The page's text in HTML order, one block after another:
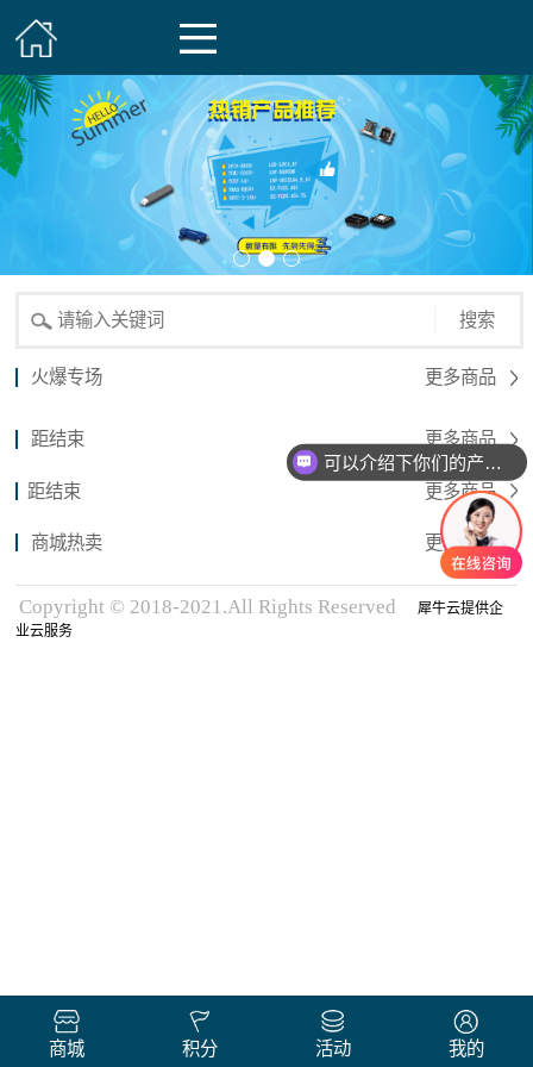
搜索
火爆专场 更多商品
距结束 更多商品
距结束 更多商品
商城热卖 更多商品
Copyright © 2018-2021.All Rights Reserved
犀牛云提供企
业云服务
商城 积分 活动 我的